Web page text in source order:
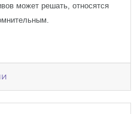
может решать, относятся